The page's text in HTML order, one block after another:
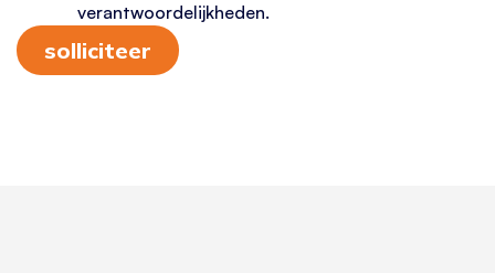
verantwoordelijkheden.
solliciteer